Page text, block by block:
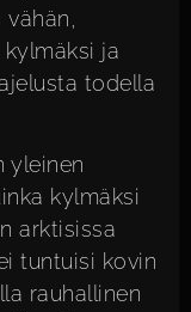
ja
todella
yleinen
kylmäksi
arktisissa
tuntuisi kovin
rauhallinen